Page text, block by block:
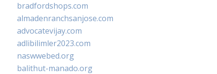
bradfordshops.com
almadenranchsanjose.com
advocatevijay.com
adlibilimler2023.com
naswwebed.org
balithut-manado.org